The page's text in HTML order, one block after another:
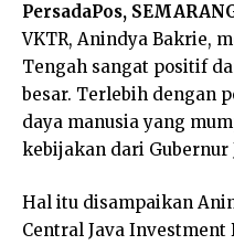
PersadaPos,
VKTR, Anindya Bakrie,
Tengah sangat positif
besar. Terlebih dengan
daya manusia yang
kebijakan dari Gubernur
Hal itu disampaikan
Central Java Investment